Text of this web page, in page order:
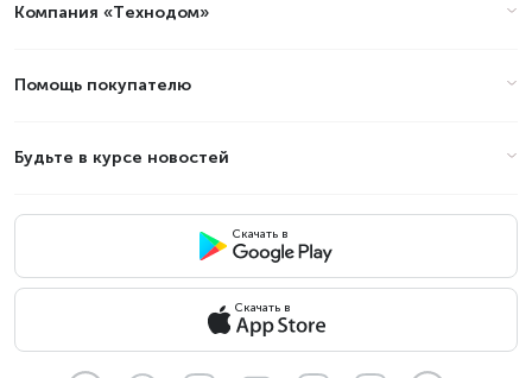
Компания «Технодом»
Помощь покупателю
Будьте в курсе новостей
Скачать в
Скачать в